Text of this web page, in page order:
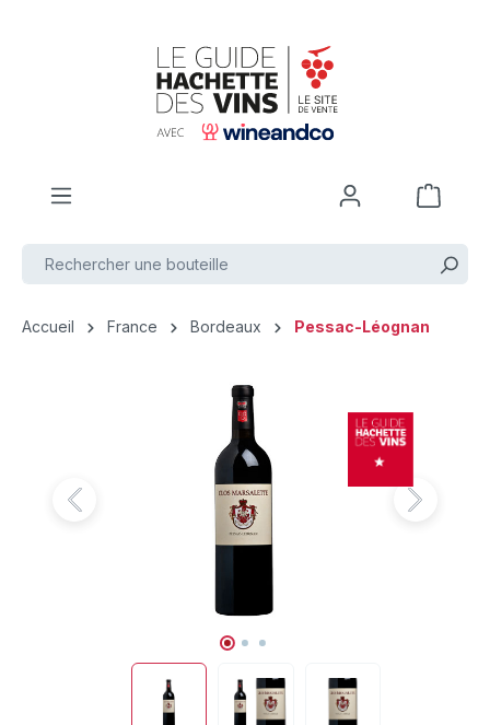
Accueil France Bordeaux Pessac-Léognan
Ignorer la galerie d'images